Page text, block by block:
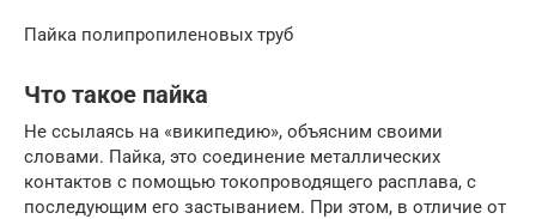
Пайка полипропиленовых труб
Что такое пайка
Не ссылаясь на «википедию», объясним своими
словами. Пайка, это соединение металлических
контактов с помощью токопроводящего расплава, с
последующим его застыванием. При этом, в отличие от